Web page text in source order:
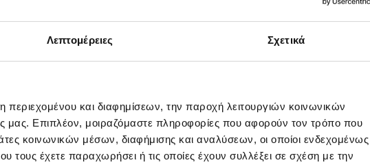
Λεπτομέρειες Σχετικά
περιεχομένου και διαφημίσεων, την παροχή λειτουργιών κοινωνικών
μας. Επιπλέον, μοιραζόμαστε πληροφορίες που αφορούν τον τρόπο που
κοινωνικών μέσων, διαφήμισης και αναλύσεων, οι οποίοι ενδεχομένως
τους έχετε παραχωρήσει ή τις οποίες έχουν συλλέξει σε σχέση με την